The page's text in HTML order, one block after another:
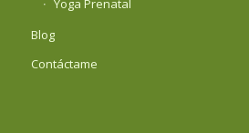
Blog
Contáctame